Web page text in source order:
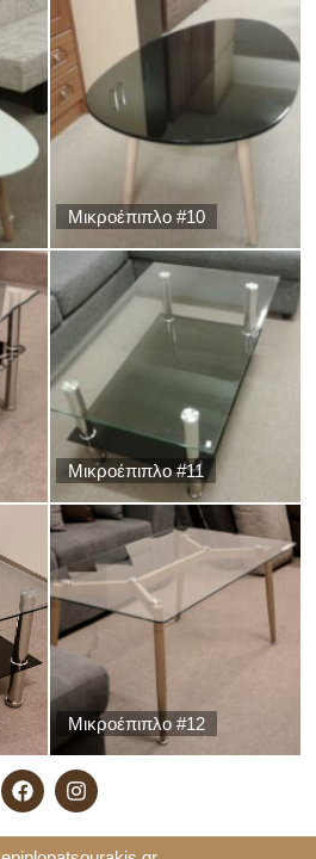
Μικροέπιπλο #10
Μικροέπιπλο #11
Μικροέπιπλο #12